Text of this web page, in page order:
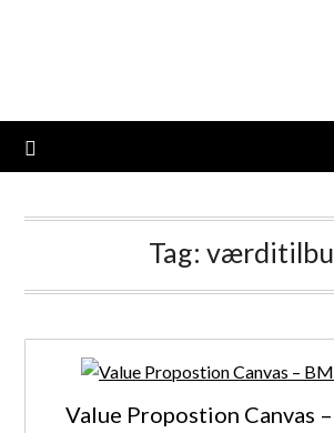
Tag:
Value Propostion Canvas